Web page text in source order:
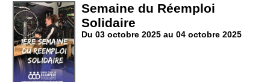
Semaine du Réemploi
Solidaire
Du 03 octobre 2025 au 04 octobre 2025